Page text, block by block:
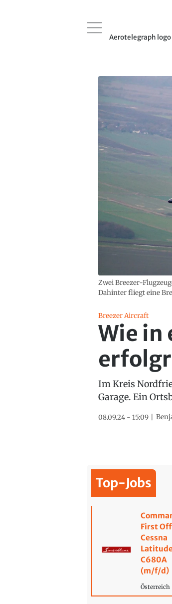
Aerotelegraph logo
Zwei Breezer-
Dahinter fliegt eine
Breezer Aircraft
Wie in
Im Kreis
Garage. Ein
08.09.24 - 15:09
Top-Jobs
First
Cessna
C680A
(m/f/d)
Österreich